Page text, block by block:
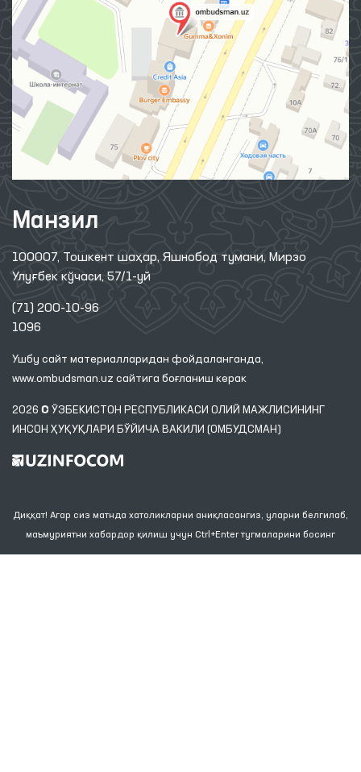
Манзил
100007, Тошкент шаҳар, Яшнобод тумани, Мирзо
Улуғбек кўчаси, 57/1-уй
(71) 200-10-96
1096
Ушбу сайт материалларидан фойдаланганда,
www.ombudsman.uz сайтига боғланиш керак
2026 © ЎЗБЕКИСТОН РЕСПУБЛИКАСИ ОЛИЙ МАЖЛИСИНИНГ
ИНСОН ҲУҚУҚЛАРИ БЎЙИЧА ВАКИЛИ (ОМБУДСМАН)
Диққат! Агар сиз матнда хатоликларни аниқласангиз, уларни белгилаб,
маъмуриятни хабардор қилиш учун Ctrl+Enter тугмаларини босинг